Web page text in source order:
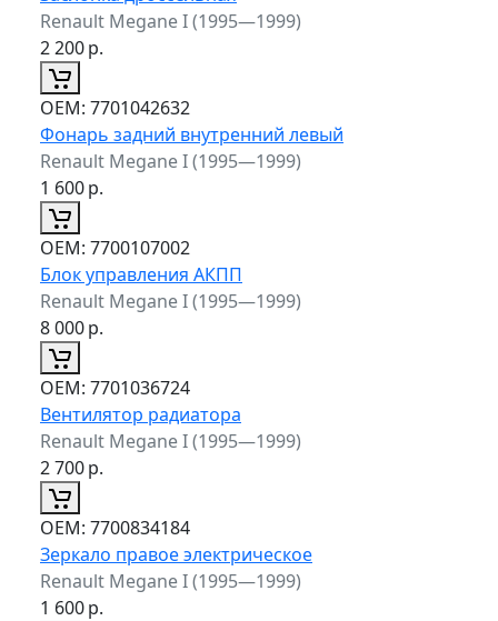
Renault Megane I (1995—1999)
2 200р.
ОЕМ: 7701042632
Фонарь задний внутренний левый
Renault Megane I (1995—1999)
1 600р.
ОЕМ: 7700107002
Блок управления АКПП
Renault Megane I (1995—1999)
8 000р.
ОЕМ: 7701036724
Вентилятор радиатора
Renault Megane I (1995—1999)
2 700р.
ОЕМ: 7700834184
Зеркало правое электрическое
Renault Megane I (1995—1999)
1 600р.